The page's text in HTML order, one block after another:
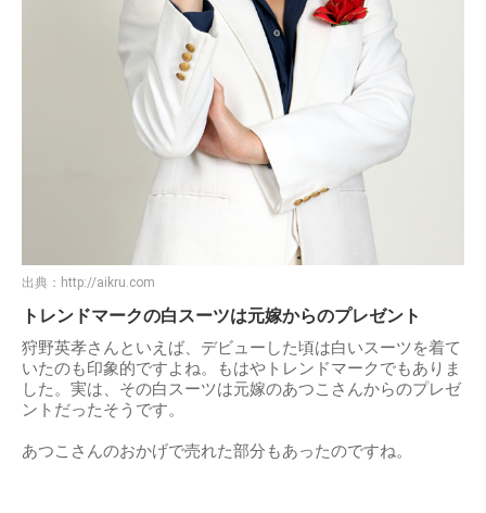
出典： http://aikru.com
トレンドマークの白スーツは元嫁からのプレゼント
狩野英孝さんといえば、デビューした頃は白いスーツを着て
いたのも印象的ですよね。もはやトレンドマークでもありま
した。実は、その白スーツは元嫁のあつこさんからのプレゼ
ントだったそうです。
あつこさんのおかげで売れた部分もあったのですね。